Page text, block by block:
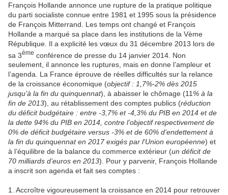
François Hollande annonce une rupture de la pratique politique
du parti socialiste connue entre 1981 et 1995 sous la présidence
de François Mitterrand. Les temps ont changé et François
Hollande a marqué sa place dans les institutions de la Vème
République. Il a explicité les vœux du 31 décembre 2013 lors de
sa 3ème conférence de presse du 14 janvier 2014. Non
seulement, il annonce les ruptures, mais en donne l’ampleur et
l’agenda. La France éprouve de réelles difficultés sur la relance
de la croissance économique (objectif : 1,7%-2% dès 2015
jusqu’à la fin du quinquennat), à abaisser le chômage (11 % à la
fin de 2013), au rétablissement des comptes publics (réduction
du déficit budgétaire : entre -3,7% et -4,3% du PIB en 2014 et de
la dette 94% du PIB en 2014, contre l’objectif respectivement de
0% de déficit budgétaire versus -3% et de 60% d’endettement à
la fin du quinquennat en 2017 exigés par l'Union européenne) et
à l’équilibre de la balance du commerce extérieur (un déficit de
70 milliards d’euros en 2013). Pour y parvenir, François Hollande
a inscrit son agenda et fait ses comptes :
1. Accroître vigoureusement la croissance en 2014 pour retrouver